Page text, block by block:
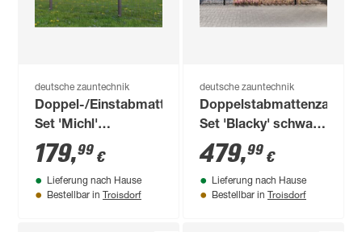
deutsche zauntechnik
Doppel-/Einstabmatten-
Set 'Michl'
anthrazitgrau 600 x
80 cm
179,99 €
Lieferung nach Hause
Bestellbar in Troisdorf
deutsche zauntechnik
Doppelstabmattenzaun-
Set 'Blacky' schwarz
1400 x 100 cm
479,99 €
Lieferung nach Hause
Bestellbar in Troisdorf